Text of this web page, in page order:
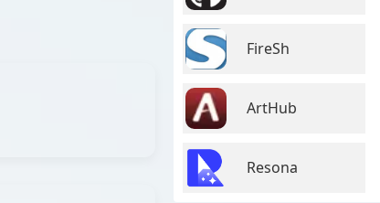
FireSh
ArtHub
Resona